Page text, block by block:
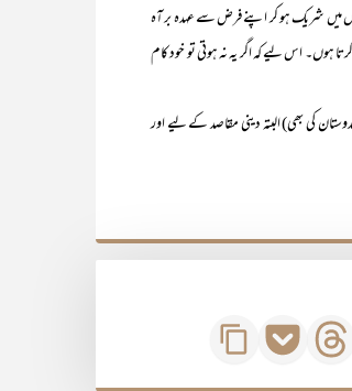
میں شریک ہو کر اپنے فرض سے عہدہ بر آہ
اس لیے کہ اگر یہ نہ ہوتی تو خود کام
کی بھی) البتہ دینی مقاصد کے لیے اور